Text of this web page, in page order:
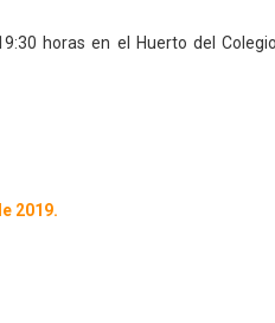
horas en el Huerto del
2019.